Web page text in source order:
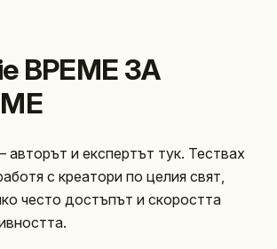
ВРЕМЕ ЗА
и експертът тук. Тествах
с креатори по целия свят,
често достъпът и скоростта